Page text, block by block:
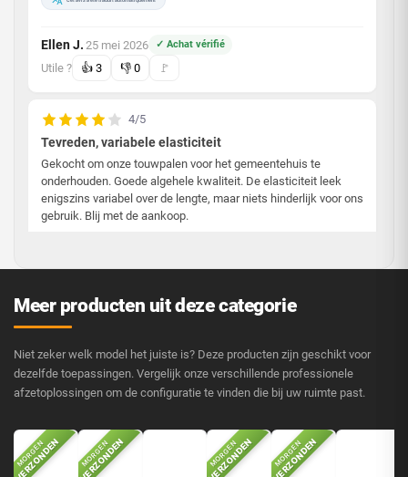
Ellen J. 25 mei 2026 ✓ Achat vérifié
Utile ? 👍 3 👎 0 🚩
4/5
Tevreden, variabele elasticiteit
Gekocht om onze touwpalen voor het gemeentehuis te
onderhouden. Goede algehele kwaliteit. De elasticiteit leek
enigszins variabel over de lengte, maar niets hinderlijk voor ons
gebruik. Blij met de aankoop.
4 maart 2025
Utile ?
3/5
Meer producten uit deze categorie
Niet zeker welk model het juiste is? Deze producten zijn geschikt voor
dezelfde toepassingen. Vergelijk onze verschillende professionele
afzetoplossingen om de configuratie te vinden die bij uw ruimte past.
MORGEN
VERZONDEN MORGEN
VERZONDEN MORGEN
VERZONDEN MORGEN
VERZONDEN